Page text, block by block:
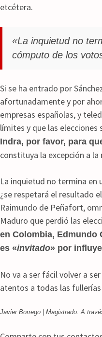
etcétera.
«La inquietud no
cómputo de los
Si se ha entrado por
afortunadamente y por
empresas españolas, y
límites y que las elecciones
Indra, por favor, para
constituya la excepción a
La inquietud no termina en
¿se respetará el resultado
Raimundo de Peñafort,
Maduro que perdió las
en Colombia, Edmundo
es «invitado» por
No va a ser fácil volver a
atentos a todas las
Javier Borrego | Magistrado. A